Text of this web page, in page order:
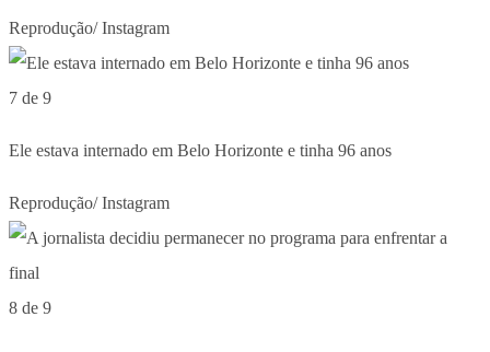
Reprodução/ Instagram
7 de 9
Ele estava internado em Belo Horizonte e tinha 96 anos
Reprodução/ Instagram
8 de 9